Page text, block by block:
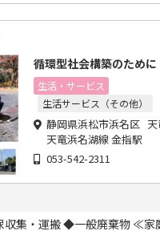
循環型社会構築のために
生活・サービス
生活サービス（その他）
静岡県浜松市浜名区 天
天竜浜名湖線 金指駅
053-542-2311
集・運搬 ◆一般廃棄物 ≪家